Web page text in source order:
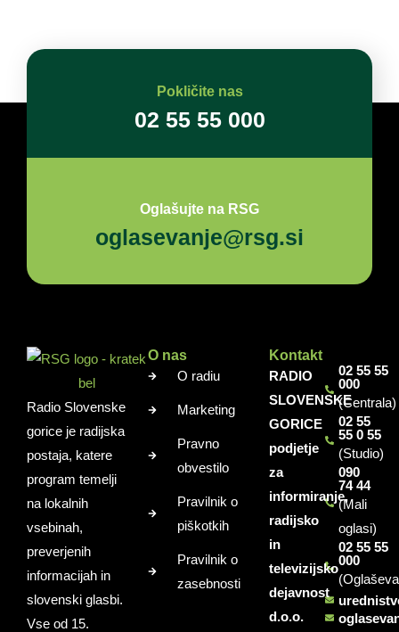
Pokličite nas
02 55 55 000
Oglašujte na RSG
oglasevanje@rsg.si
Radio Slovenske
gorice je radijska
postaja, katere
program temelji
na lokalnih
vsebinah,
preverjenih
informacijah in
slovenski glasbi.
Vse od 15.
O nas
O radiu
Marketing
Pravno
obvestilo
Pravilnik o
piškotkih
Pravilnik o
zasebnosti
Kontakt
RADIO
SLOVENSKE
GORICE
podjetje
za
informiranje,
radijsko
in
televizijsko
dejavnost
d.o.o.
02 55 55
000
(Centrala)
02 55
55 0 55
(Studio)
090
74 44
(Mali
oglasi)
02 55 55
000